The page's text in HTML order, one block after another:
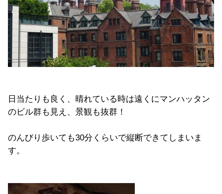
日当たりも良く、晴れている時は遠くにマンハッタン
のビル群も見え、景観も抜群！
のんびり歩いても30分くらいで縦断できてしまいま
す。